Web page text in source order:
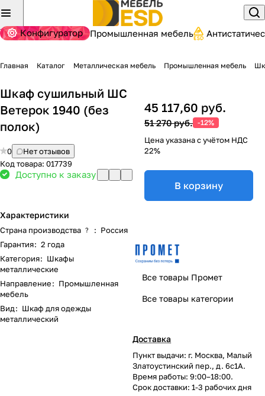
Конфигуратор Промышленная мебель
Главная Каталог Металлическая мебель Промышленная мебель
Шкаф сушильный ШС
Ветерок 1940 (без
полок)
0
Нет отзывов
Код товара: 017739
Доступно к заказу
Характеристики
Страна производства ? : Россия
Гарантия: 2 года
Категория: Шкафы
металлические
Направление: Промышленная
мебель
Вид: Шкаф для одежды
металлический
45 117,60 руб.
51 270 руб. -12%
Цена указана с учётом НДС
22%
В корзину
Все товары Промет
Все товары категории
Доставка
Пункт выдачи: г. Москва, Малый
Златоустинский пер., д. 6с1А.
Время работы: 9:00–18:00.
Срок доставки: 1-3 рабочих дня